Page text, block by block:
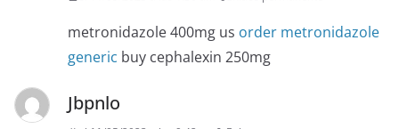
metronidazole 400mg us order metronidazole
generic buy cephalexin 250mg
Jbpnlo